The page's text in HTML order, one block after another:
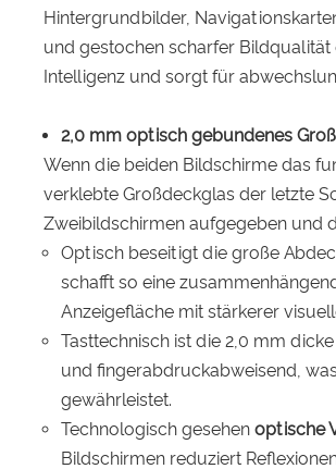
Hintergrundbilder,
und gestochen scharfer
Intelligenz und sorgt für
2,0 mm optisch gebundenes
Wenn die beiden Bildschirme das
verklebte Großdeckglas der letzte
Zweibildschirmen aufgegeben und
Optisch beseitigt die große
schafft so eine
Anzeigefläche mit stärkerer
Tasttechnisch ist die 2,0 mm dicke
und fingerabdruckabweisend,
gewährleistet.
Technologisch gesehenoptische
Bildschirmen reduziert